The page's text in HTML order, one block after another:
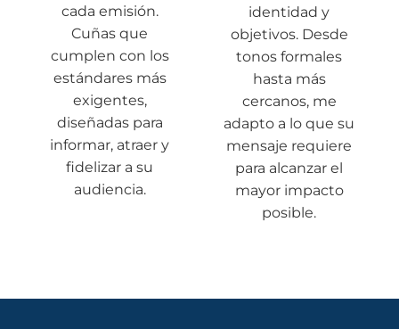
cada emisión.
Cuñas que
cumplen con los
estándares más
exigentes,
diseñadas para
informar, atraer y
fidelizar a su
audiencia.
identidad y
objetivos. Desde
tonos formales
hasta más
cercanos, me
adapto a lo que su
mensaje requiere
para alcanzar el
mayor impacto
posible.